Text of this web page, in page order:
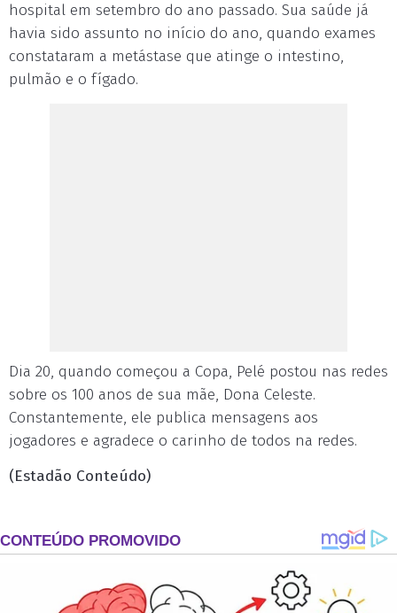
hospital em setembro do ano passado. Sua saúde já
havia sido assunto no início do ano, quando exames
constataram a metástase que atinge o intestino,
pulmão e o fígado.
Dia 20, quando começou a Copa, Pelé postou nas redes
sobre os 100 anos de sua mãe, Dona Celeste.
Constantemente, ele publica mensagens aos
jogadores e agradece o carinho de todos na redes.
(Estadão Conteúdo)